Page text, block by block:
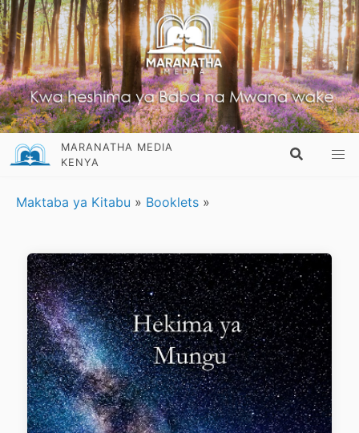
MARANATHA MEDIA
KENYA
Maktaba ya Kitabu » Booklets »